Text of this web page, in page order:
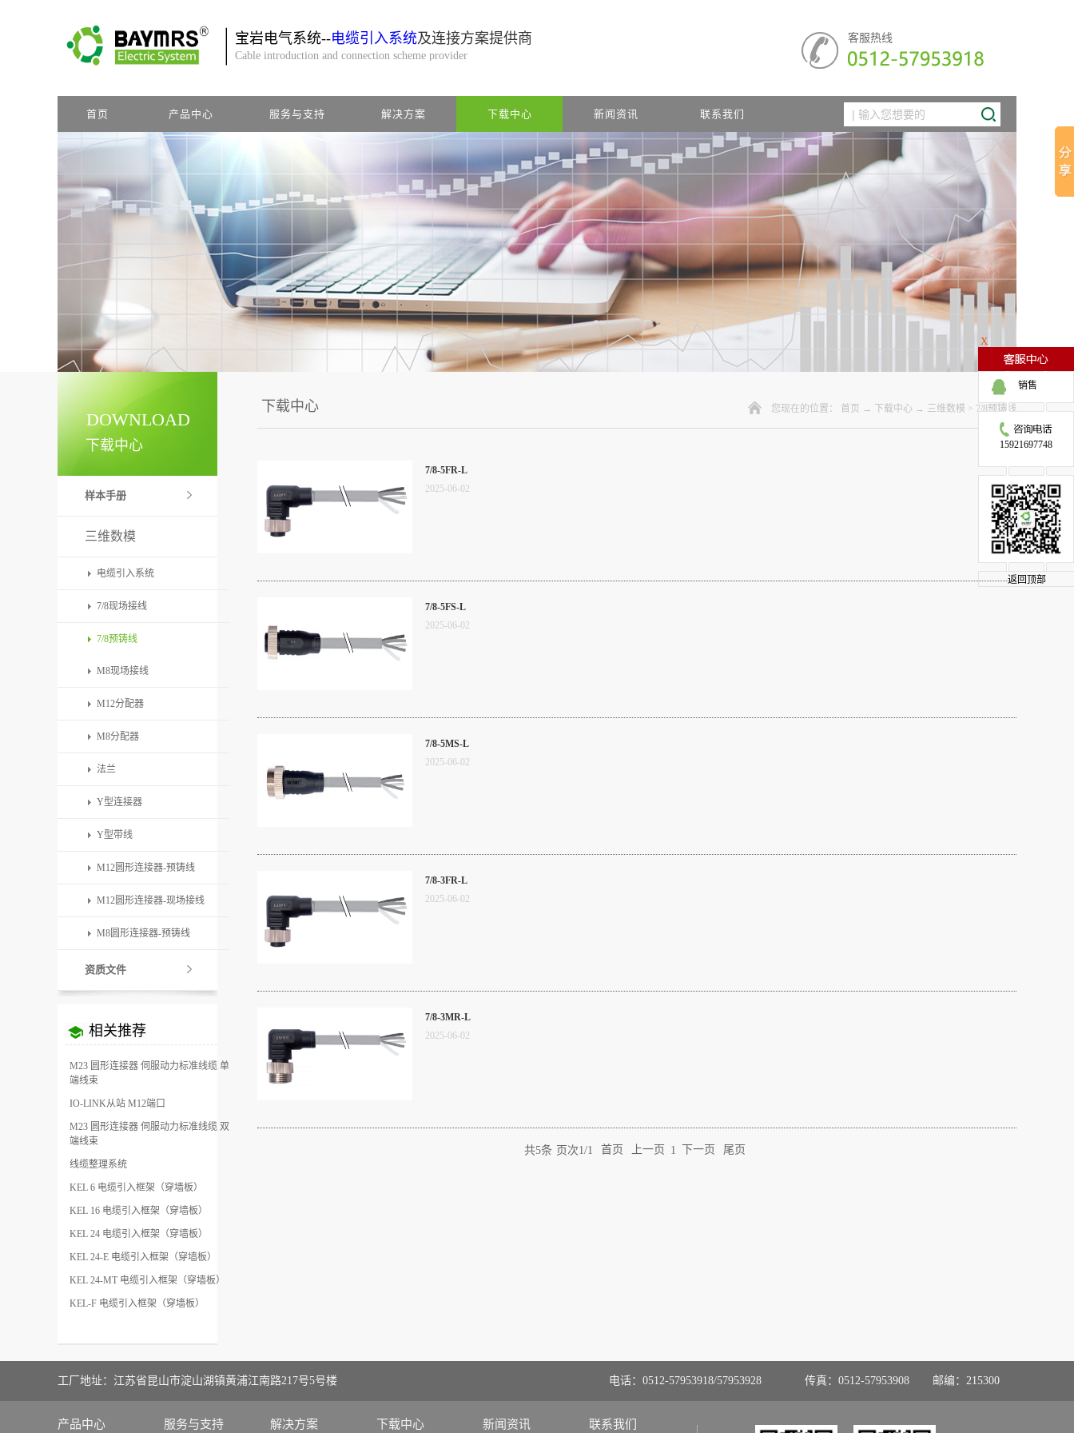
客服热线
宝岩电气系统--电缆引入系统及连接方案提供商
Cable introduction and connection scheme provider
首页 产品中心 服务与支持 解决方案 下载中心 新闻资讯 联系我们
下载中心
DOWNLOAD
样本手册
三维数模
电缆引入系统
7/8现场接线
7/8预铸线
M8现场接线
M12分配器
M8分配器
法兰
Y型连接器
Y型带线
M12圆形连接器-预铸线
M12圆形连接器-现场接线
M8圆形连接器-预铸线
资质文件
相关推荐
M23 圆形连接器 伺服动力标准线缆 单
端线束
IO-LINK从站 M12端口
M23 圆形连接器 伺服动力标准线缆 双
端线束
线缆整理系统
KEL 6 电缆引入框架（穿墙板）
KEL 16 电缆引入框架（穿墙板）
KEL 24 电缆引入框架（穿墙板）
KEL 24-E 电缆引入框架（穿墙板）
KEL 24-MT 电缆引入框架（穿墙板）
KEL-F 电缆引入框架（穿墙板）
下载中心 您现在的位置： 首页 → 下载中心 → 三维数模 > 7/8预铸线
7/8-5FR-L
2025-06-02
7/8-5FS-L
2025-06-02
7/8-5MS-L
2025-06-02
7/8-3FR-L
2025-06-02
7/8-3MR-L
2025-06-02
共5条 页次1/1 首页 上一页 1 下一页 尾页
工厂地址：江苏省昆山市淀山湖镇黄浦江南路217号5号楼 电话：0512-57953918/57953928 传真：0512-57953908 邮编：215300
产品中心 服务与支持 解决方案 下载中心 新闻资讯 联系我们
X
销售
15921697748
返回顶部